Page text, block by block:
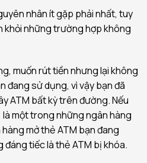
nhân ít gặp phải nhất, tuy
khỏi những trường hợp không
muốn rút tiền nhưng lại không
đang sử dụng, vì vậy bạn đã
ATM bất kỳ trên đường. Nếu
một trong những ngân hàng
mở thẻ ATM bạn đang
đáng tiếc là thẻ ATM bị khóa.